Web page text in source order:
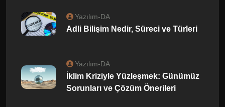
Yazılım-DA
Adli Bilişim Nedir, Süreci ve Türleri
Yazılım-DA
İklim Kriziyle Yüzleşmek: Günümüz
Sorunları ve Çözüm Önerileri